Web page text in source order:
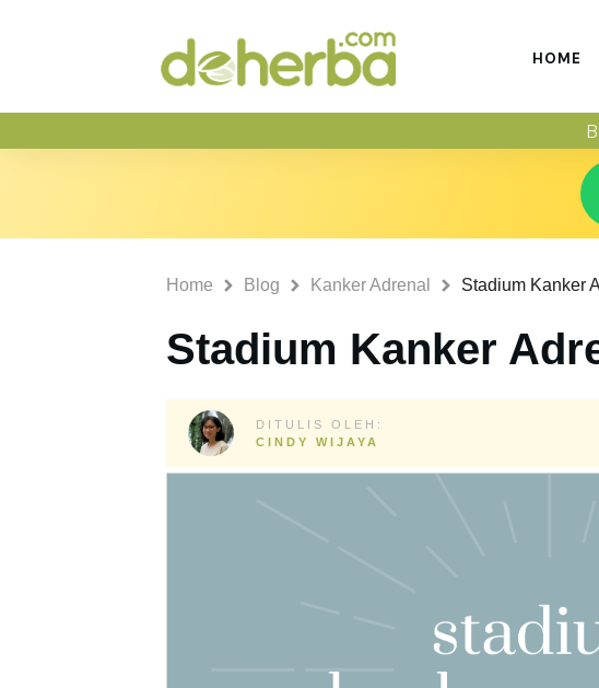
HOME
Home Blog Kanker Adrenal Stadium Kanker
Stadium Kanker
DITULIS OLEH:
CINDY WIJAYA